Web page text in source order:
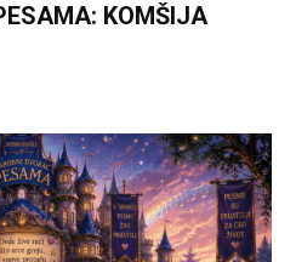
KOMŠIJA